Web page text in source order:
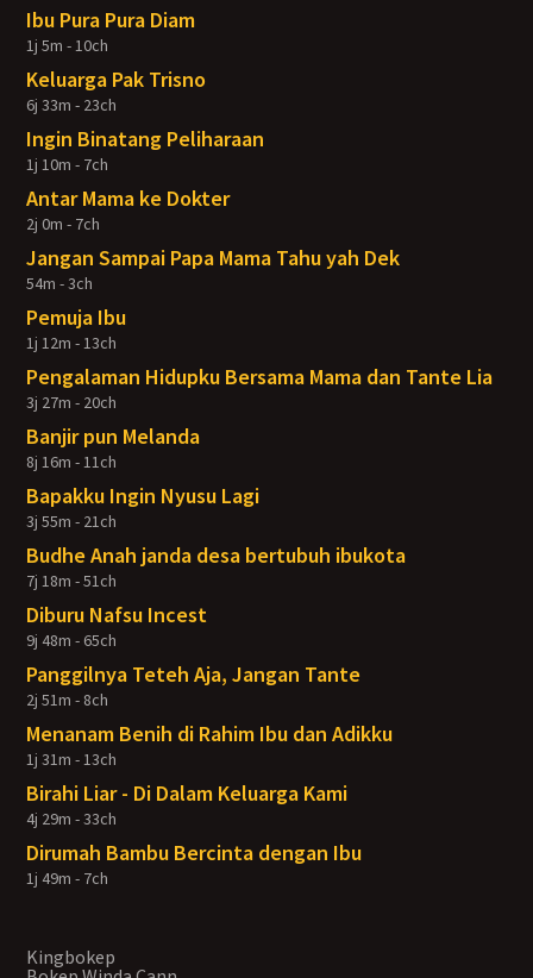
Ibu Pura Pura Diam
1j 5m - 10ch
Keluarga Pak Trisno
6j 33m - 23ch
Ingin Binatang Peliharaan
1j 10m - 7ch
Antar Mama ke Dokter
2j 0m - 7ch
Jangan Sampai Papa Mama Tahu yah Dek
54m - 3ch
Pemuja Ibu
1j 12m - 13ch
Pengalaman Hidupku Bersama Mama dan Tante Lia
3j 27m - 20ch
Banjir pun Melanda
8j 16m - 11ch
Bapakku Ingin Nyusu Lagi
3j 55m - 21ch
Budhe Anah janda desa bertubuh ibukota
7j 18m - 51ch
Diburu Nafsu Incest
9j 48m - 65ch
Panggilnya Teteh Aja, Jangan Tante
2j 51m - 8ch
Menanam Benih di Rahim Ibu dan Adikku
1j 31m - 13ch
Birahi Liar - Di Dalam Keluarga Kami
4j 29m - 33ch
Dirumah Bambu Bercinta dengan Ibu
1j 49m - 7ch
Kingbokep